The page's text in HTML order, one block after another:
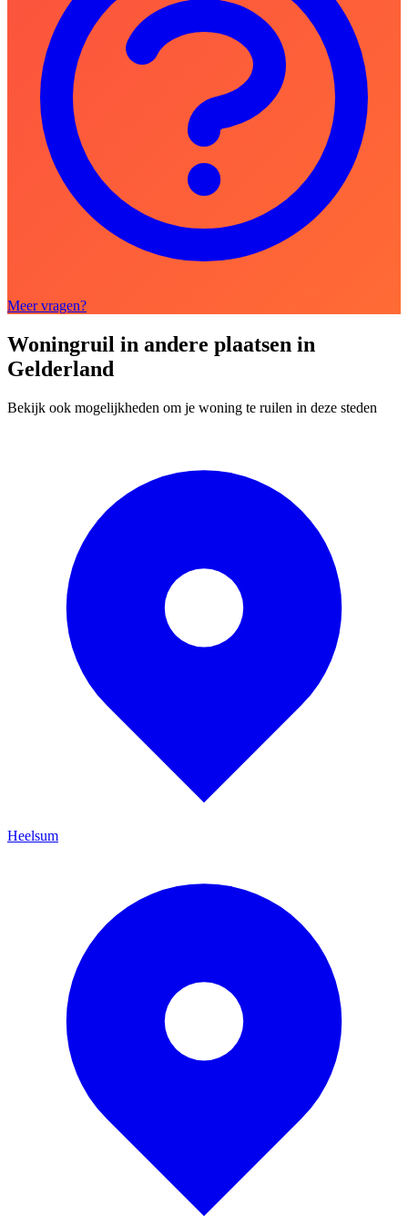
Meer vragen?
Woningruil in andere plaatsen in
Gelderland
Bekijk ook mogelijkheden om je woning te ruilen in deze steden
Heelsum